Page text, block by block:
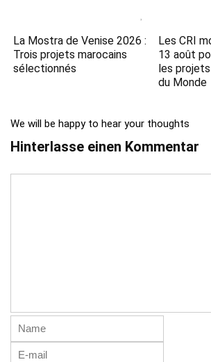
La Mostra de Venise 2026 :
Trois projets marocains
sélectionnés
Les CRI
13 août
les
du Monde
We will be happy to hear your thoughts
Hinterlasse einen Kommentar